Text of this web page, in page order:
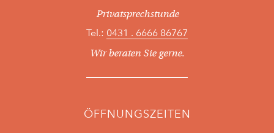
Privatsprechstunde
Tel.: 0431 . 6666 86767
Wir beraten Sie gerne.
ÖFFNUNGSZEITEN